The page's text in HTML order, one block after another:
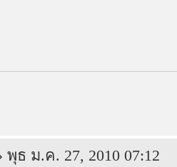
พุธ ม.ค. 27, 2010 07:12